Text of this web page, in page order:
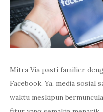
Mitra Via pasti familier
Facebook. Ya, media sosial
waktu meskipun